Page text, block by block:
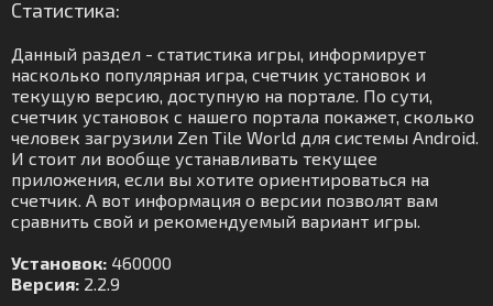
Статистика:
Данный раздел - статистика игры, информирует
насколько популярная игра, счетчик установок и
текущую версию, доступную на портале. По сути,
счетчик установок с нашего портала покажет, сколько
человек загрузили Zen Tile World для системы Android.
И стоит ли вообще устанавливать текущее
приложения, если вы хотите ориентироваться на
счетчик. А вот информация о версии позволят вам
сравнить свой и рекомендуемый вариант игры.
Установок: 460000
Версия: 2.2.9